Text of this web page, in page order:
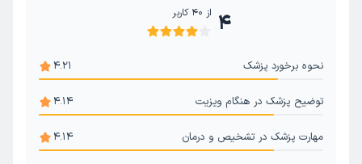
بی اختیاری ادراری
عفونت ادراری در زنان
تکرر ادرار فالوپلاستی
4 از 40 کاربر
نحوه برخورد پزشک 4.21
توضیح پزشک در هنگام ویزیت 4.14
مهارت پزشک در تشخیص و درمان 4.14